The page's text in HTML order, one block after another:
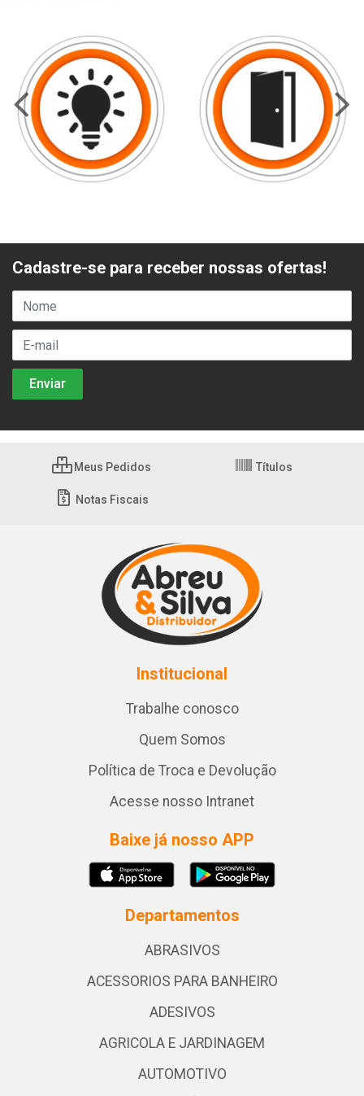
Cadastre-se para receber nossas ofertas!
Meus Pedidos Títulos
Notas Fiscais
Institucional
Trabalhe conosco
Quem Somos
Política de Troca e Devolução
Acesse nosso Intranet
Baixe já nosso APP
Departamentos
ABRASIVOS
ACESSORIOS PARA BANHEIRO
ADESIVOS
AGRICOLA E JARDINAGEM
AUTOMOTIVO